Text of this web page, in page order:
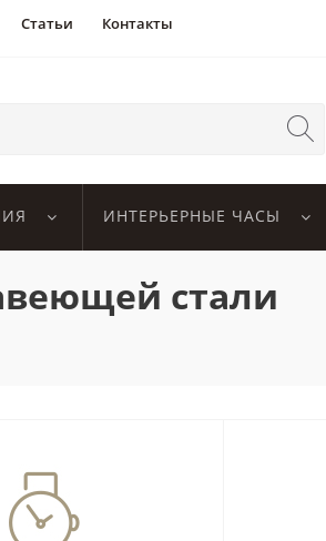
Статьи Контакты
ИНТЕРЬЕРНЫЕ ЧАСЫ
стали